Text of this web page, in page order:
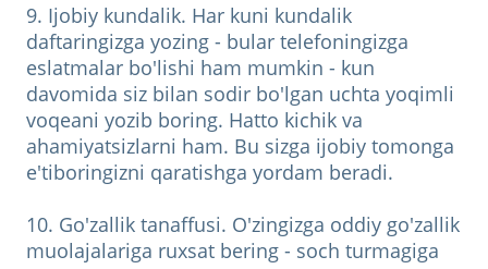
9. Ijobiy kundalik. Har kuni kundalik
daftaringizga yozing - bular telefoningizga
eslatmalar bo'lishi ham mumkin - kun
davomida siz bilan sodir bo'lgan uchta yoqimli
voqeani yozib boring. Hatto kichik va
ahamiyatsizlarni ham. Bu sizga ijobiy tomonga
e'tiboringizni qaratishga yordam beradi.
10. Go'zallik tanaffusi. O'zingizga oddiy go'zallik
muolajalariga ruxsat bering - soch turmagiga